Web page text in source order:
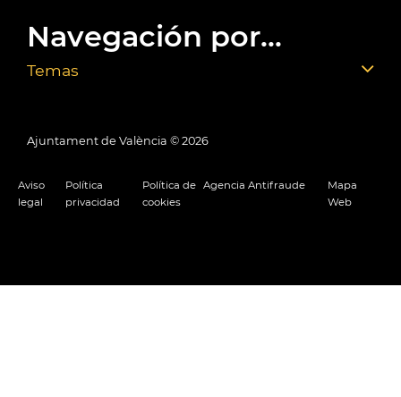
Navegación por...
Temas
Ajuntament de València © 2026
Aviso
legal
Política
privacidad
Política de
cookies
Agencia Antifraude
Mapa
Web